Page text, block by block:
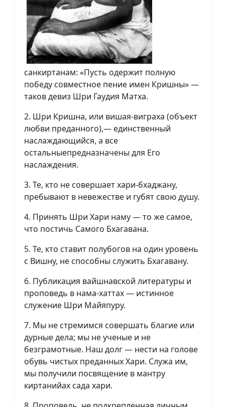
санкиртанам: «Пусть одержит полную
победу совместное пение имен Кришны» —
таков девиз Шри Гаудия Матха.
2. Шри Кришна, или вишая-виграха (объект
любви преданного),— единственный
наслаждающийся, а все
остальныепредназначены для Его
наслаждения.
3. Те, кто не совершает хари-бхаджану,
пребывают в невежестве и губят свою душу.
4. Принять Шри Хари наму — то же самое,
что постичь Самого Бхагавана.
5. Те, кто ставит полубогов на один уровень
с Вишну, не способны служить Бхагавану.
6. Публикация вайшнавской литературы и
проповедь в нама-хаттах — истинное
служение Шри Майяпуру.
7. Мы не стремимся совершать благие или
дурные дела; мы не ученые и не
безграмотные. Наш долг — нести на голове
обувь чистых преданных Хари. Служа им,
мы получили посвящение в мантру
киртанийах сада хари.